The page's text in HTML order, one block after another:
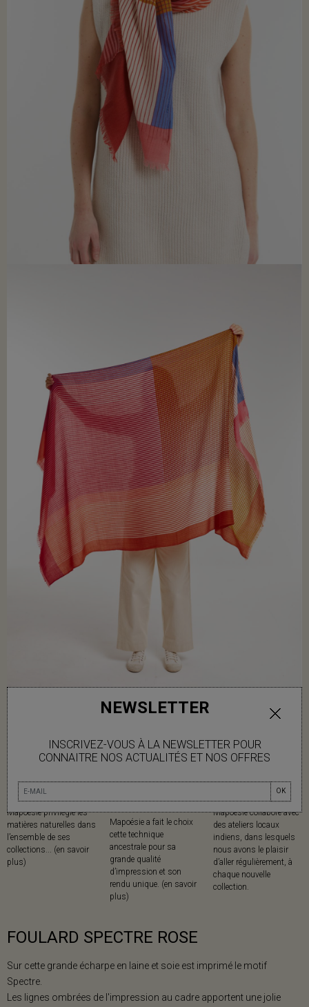
NEWSLETTER
INSCRIVEZ-VOUS À LA NEWSLETTER POUR
CONNAITRE NOS ACTUALITÉS ET NOS OFFRES
OK
MATIÈRES
Mapoésie privilégie les
matières naturelles dans
l’ensemble de ses
collections... (en savoir
plus)
Mapoésie a fait le choix
cette technique
ancestrale pour sa
grande qualité
d’impression et son
rendu unique. (en savoir
plus)
Mapoésie collabore avec
des ateliers locaux
indiens, dans lesquels
nous avons le plaisir
d’aller régulièrement, à
chaque nouvelle
collection.
FOULARD SPECTRE ROSE
Sur cette grande écharpe en laine et soie est imprimé le motif
Spectre.
Les lignes ombrées de l'impression au cadre apportent une jolie